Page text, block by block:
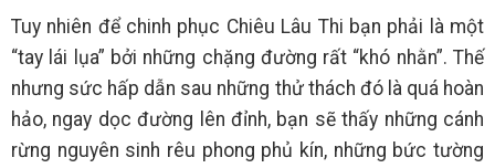
Tuy nhiên để chinh phục Chiêu Lâu Thi bạn phải là một
“tay lái lụa” bởi những chặng đường rất “khó nhằn”. Thế
nhưng sức hấp dẫn sau những thử thách đó là quá hoàn
hảo, ngay dọc đường lên đỉnh, bạn sẽ thấy những cánh
rừng nguyên sinh rêu phong phủ kín, những bức tường